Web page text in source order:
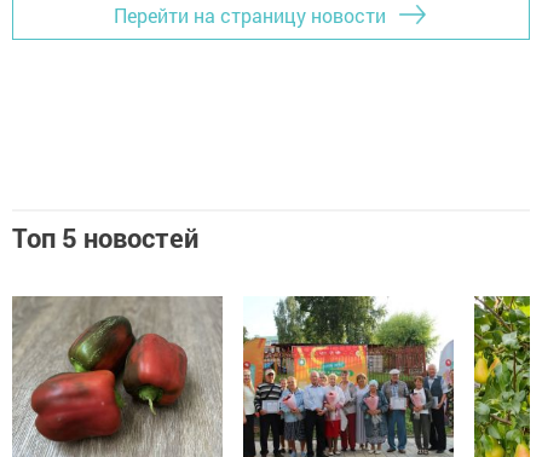
Перейти на страницу новости
Топ 5 новостей